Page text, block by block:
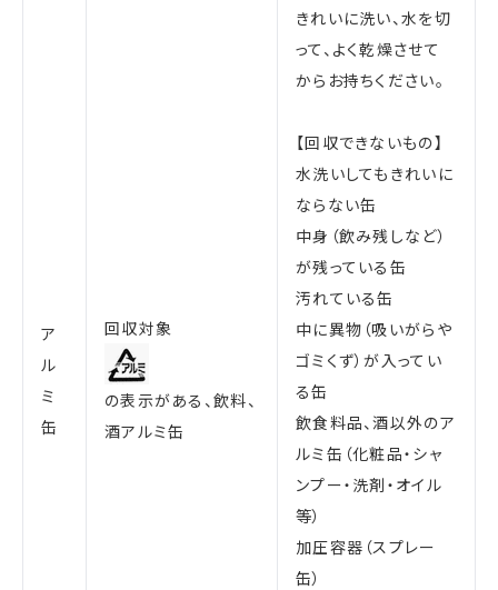
ア
ル
ミ
缶
回収対象
の表示がある、飲料、
酒アルミ缶
きれいに洗い、水を切
って、よく乾燥させて
からお持ちください。
【回収できないもの】
水洗いしてもきれいに
ならない缶
中身（飲み残しなど）
が残っている缶
汚れている缶
中に異物（吸いがらや
ゴミくず）が入ってい
る缶
飲食料品、酒以外のア
ルミ缶（化粧品・シャ
ンプー・洗剤・オイル
等）
加圧容器（スプレー
缶）